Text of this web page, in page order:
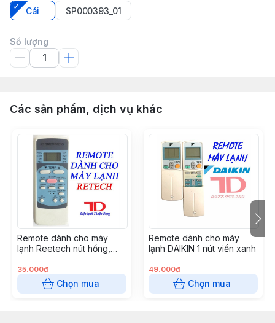
Cái
SP000393_01
Số lượng
Các sản phẩm, dịch vụ khác
Remote dành cho máy
lạnh Reetech nút hồng,
GH - RT04
35.000đ
Chọn mua
Remote dành cho máy
lạnh DAIKIN 1 nút viền xanh
49.000đ
Chọn mua